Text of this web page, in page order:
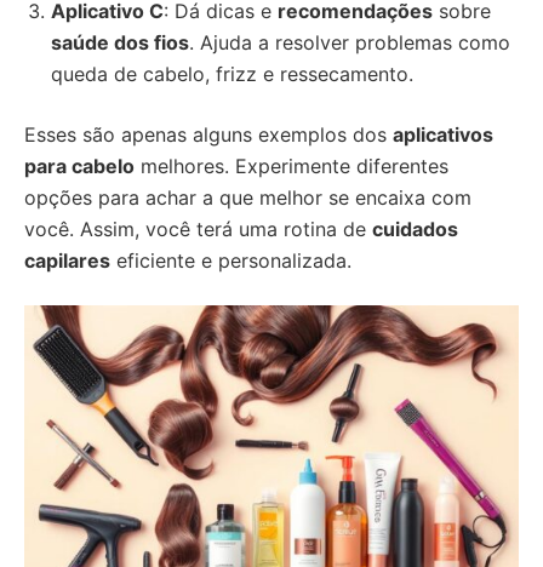
Aplicativo C: Dá dicas e recomendações sobre
saúde dos fios. Ajuda a resolver problemas como
queda de cabelo, frizz e ressecamento.
Esses são apenas alguns exemplos dos aplicativos
para cabelo melhores. Experimente diferentes
opções para achar a que melhor se encaixa com
você. Assim, você terá uma rotina de cuidados
capilares eficiente e personalizada.